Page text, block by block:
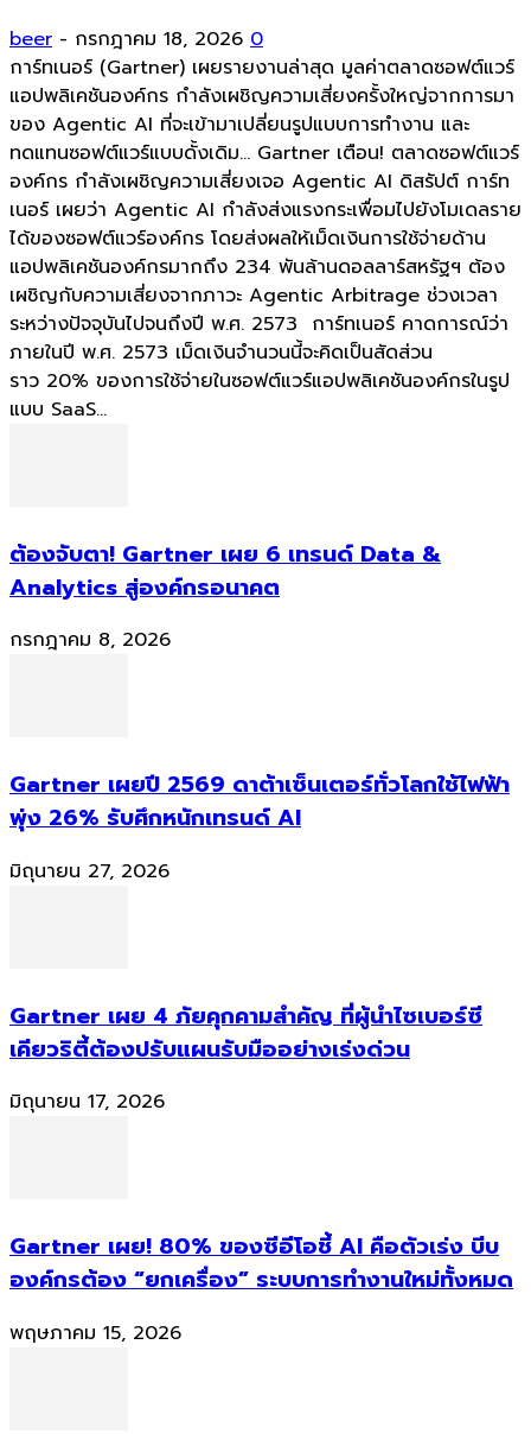
beer - กรกฎาคม 18, 2026 0
การ์ทเนอร์ (Gartner) เผยรายงานล่าสุด มูลค่าตลาดซอฟต์แวร์
แอปพลิเคชันองค์กร กำลังเผชิญความเสี่ยงครั้งใหญ่จากการมา
ของ Agentic AI ที่จะเข้ามาเปลี่ยนรูปแบบการทำงาน และ
ทดแทนซอฟต์แวร์แบบดั้งเดิม... Gartner เตือน! ตลาดซอฟต์แวร์
องค์กร กำลังเผชิญความเสี่ยงเจอ Agentic AI ดิสรัปต์ การ์ท
เนอร์ เผยว่า Agentic AI กำลังส่งแรงกระเพื่อมไปยังโมเดลราย
ได้ของซอฟต์แวร์องค์กร โดยส่งผลให้เม็ดเงินการใช้จ่ายด้าน
แอปพลิเคชันองค์กรมากถึง 234 พันล้านดอลลาร์สหรัฐฯ ต้อง
เผชิญกับความเสี่ยงจากภาวะ Agentic Arbitrage ช่วงเวลา
ระหว่างปัจจุบันไปจนถึงปี พ.ศ. 2573 การ์ทเนอร์ คาดการณ์ว่า
ภายในปี พ.ศ. 2573 เม็ดเงินจำนวนนี้จะคิดเป็นสัดส่วน
ราว 20% ของการใช้จ่ายในซอฟต์แวร์แอปพลิเคชันองค์กรในรูป
แบบ SaaS...
ต้องจับตา! Gartner เผย 6 เทรนด์ Data &
Analytics สู่องค์กรอนาคต
กรกฎาคม 8, 2026
Gartner เผยปี 2569 ดาต้าเซ็นเตอร์ทั่วโลกใช้ไฟฟ้า
พุ่ง 26% รับศึกหนักเทรนด์ AI
มิถุนายน 27, 2026
Gartner เผย 4 ภัยคุกคามสำคัญ ที่ผู้นำไซเบอร์ซี
เคียวริตี้ต้องปรับแผนรับมืออย่างเร่งด่วน
มิถุนายน 17, 2026
Gartner เผย! 80% ของซีอีโอชี้ AI คือตัวเร่ง บีบ
องค์กรต้อง “ยกเครื่อง” ระบบการทำงานใหม่ทั้งหมด
พฤษภาคม 15, 2026